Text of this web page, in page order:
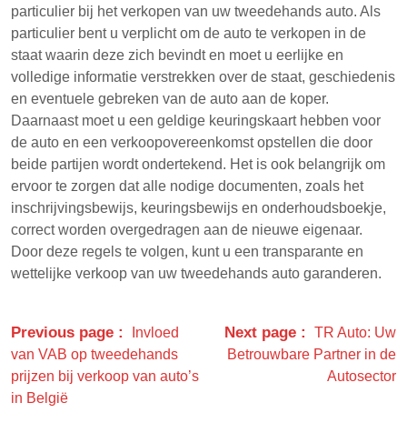
particulier bij het verkopen van uw tweedehands auto. Als
particulier bent u verplicht om de auto te verkopen in de
staat waarin deze zich bevindt en moet u eerlijke en
volledige informatie verstrekken over de staat, geschiedenis
en eventuele gebreken van de auto aan de koper.
Daarnaast moet u een geldige keuringskaart hebben voor
de auto en een verkoopovereenkomst opstellen die door
beide partijen wordt ondertekend. Het is ook belangrijk om
ervoor te zorgen dat alle nodige documenten, zoals het
inschrijvingsbewijs, keuringsbewijs en onderhoudsboekje,
correct worden overgedragen aan de nieuwe eigenaar.
Door deze regels te volgen, kunt u een transparante en
wettelijke verkoop van uw tweedehands auto garanderen.
Previous page
Invloed
van VAB op tweedehands
prijzen bij verkoop van auto’s
in België
Next page
TR Auto: Uw
Betrouwbare Partner in de
Autosector